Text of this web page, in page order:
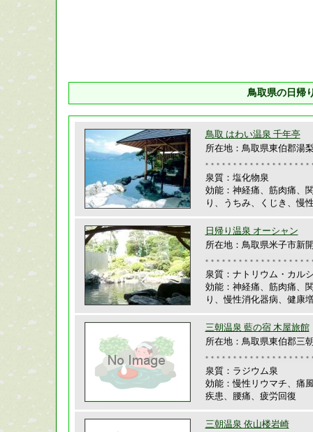
鳥取県の日帰
鳥取 はわい温泉 千年亭
所在地：鳥取県東伯郡湯
泉質：塩化物泉
効能：神経痛、筋肉痛、
り、うちみ、くじき、慢
日帰り温泉 オーシャン
所在地：鳥取県米子市新
泉質：ナトリウム・カル
効能：神経痛、筋肉痛、
り、慢性消化器病、健康
三朝温泉 藍の宿 木屋旅館
所在地：鳥取県東伯郡三
泉質：ラジウム泉
効能：慢性リウマチ、痛
疾患、腰痛、疲労回復
三朝温泉 依山楼岩崎